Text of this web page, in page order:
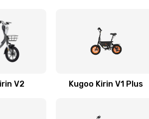
V2 Kugoo Kirin V1 Plus